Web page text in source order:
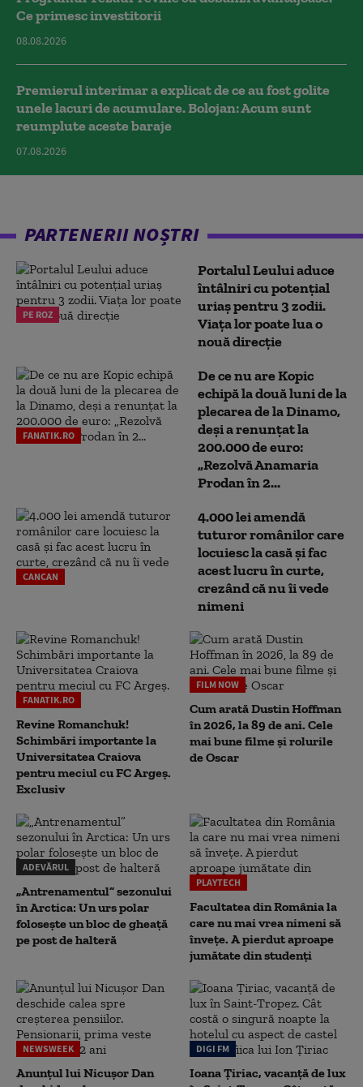
Ce primesc investitorii
08.08.2026
Premierul interimar a explicat de ce au fost golite
unele lacuri de acumulare. Bolojan: Acum sunt
reumplute aceste baraje
07.08.2026
PARTENERII NOȘTRI
PE ROZ
Portalul Leului aduce
întâlniri cu potențial
uriaș pentru 3 zodii.
Viața lor poate lua o
nouă direcție
FANATIK.RO
De ce nu are Kopic
echipă la două luni de la
plecarea de la Dinamo,
deși a renunțat la
200.000 de euro:
„Rezolvă Anamaria
Prodan în 2...
CANCAN
4.000 lei amendă
tuturor românilor care
locuiesc la casă și fac
acest lucru în curte,
crezând că nu îi vede
nimeni
FANATIK.RO
Revine Romanchuk!
Schimbări importante la
Universitatea Craiova
pentru meciul cu FC Argeş.
Exclusiv
FILM NOW
Cum arată Dustin Hoffman
în 2026, la 89 de ani. Cele
mai bune filme și rolurile
de Oscar
ADEVĂRUL
„Antrenamentul” sezonului
în Arctica: Un urs polar
folosește un bloc de gheață
pe post de halteră
PLAYTECH
Facultatea din România la
care nu mai vrea nimeni să
înveţe. A pierdut aproape
jumătate din studenţi
NEWSWEEK
Anunțul lui Nicușor Dan
DIGI FM
Ioana Țiriac, vacanță de lux